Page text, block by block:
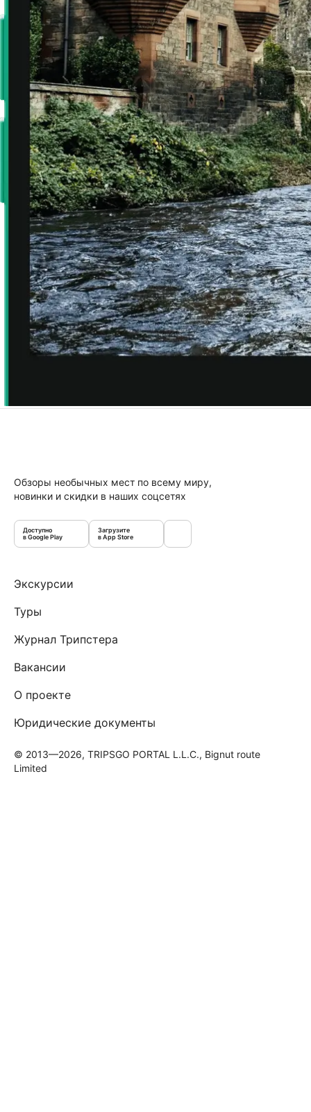
Обзоры необычных мест по всему миру,
новинки и скидки в наших соцсетях
Доступно
в Google Play
Загрузите
в App Store
Экскурсии
Туры
Журнал Трипстера
Вакансии
О проекте
Юридические документы
© 2013—2026, TRIPSGO PORTAL L.L.C., Bignut route
Limited